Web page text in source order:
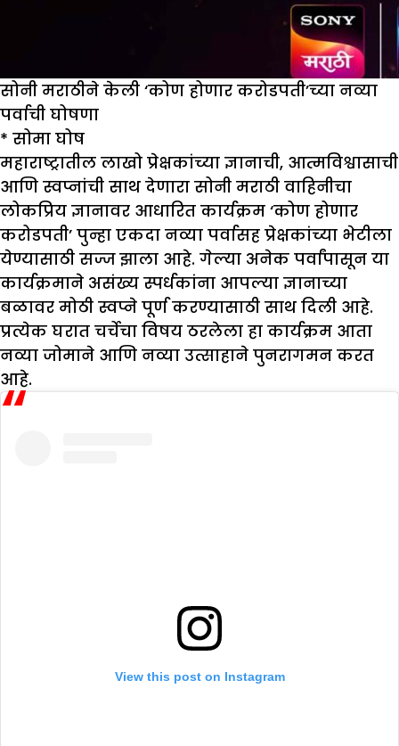
सोनी मराठीने केली ‘कोण होणार करोडपती’च्या नव्या
पर्वाची घोषणा
* सोमा घोष
महाराष्ट्रातील लाखो प्रेक्षकांच्या ज्ञानाची, आत्मविश्वासाची
आणि स्वप्नांची साथ देणारा सोनी मराठी वाहिनीचा
लोकप्रिय ज्ञानावर आधारित कार्यक्रम ‘कोण होणार
करोडपती’ पुन्हा एकदा नव्या पर्वासह प्रेक्षकांच्या भेटीला
येण्यासाठी सज्ज झाला आहे. गेल्या अनेक पर्वांपासून या
कार्यक्रमाने असंख्य स्पर्धकांना आपल्या ज्ञानाच्या
बळावर मोठी स्वप्ने पूर्ण करण्यासाठी साथ दिली आहे.
प्रत्येक घरात चर्चेचा विषय ठरलेला हा कार्यक्रम आता
नव्या जोमाने आणि नव्या उत्साहाने पुनरागमन करत
आहे.
View this post on Instagram